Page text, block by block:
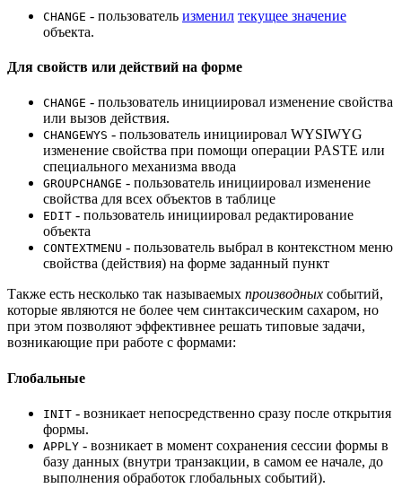
CHANGE - пользователь изменил текущее значение
объекта.
Для свойств или действий на форме
CHANGE - пользователь инициировал изменение свойства
или вызов действия.
CHANGEWYS - пользователь инициировал WYSIWYG
изменение свойства при помощи операции PASTE или
специального механизма ввода
GROUPCHANGE - пользователь инициировал изменение
свойства для всех объектов в таблице
EDIT - пользователь инициировал редактирование
объекта
CONTEXTMENU - пользователь выбрал в контекстном меню
свойства (действия) на форме заданный пункт
Также есть несколько так называемых производных событий,
которые являются не более чем синтаксическим сахаром, но
при этом позволяют эффективнее решать типовые задачи,
возникающие при работе с формами:
Глобальные
INIT - возникает непосредственно сразу после открытия
формы.
APPLY - возникает в момент сохранения сессии формы в
базу данных (внутри транзакции, в самом ее начале, до
выполнения обработок глобальных событий).